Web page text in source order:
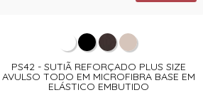
PS42 - SUTIÃ REFORÇADO PLUS SIZE
AVULSO TODO EM MICROFIBRA BASE EM
ELÁSTICO EMBUTIDO